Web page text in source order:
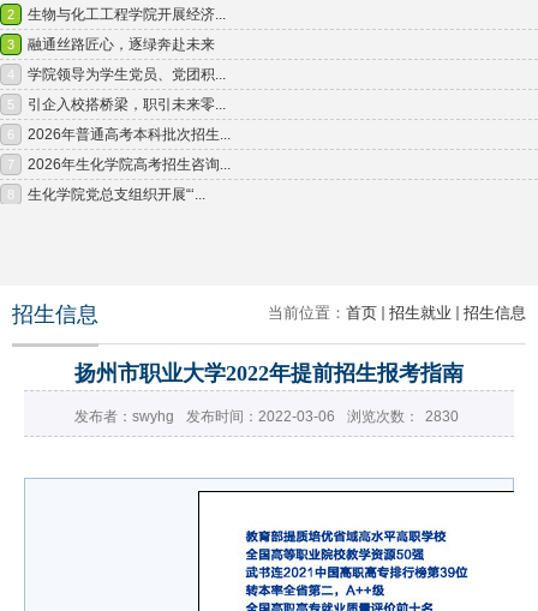
当前位置： 首页 招生就业 招生信息
招生信息
扬州市职业大学2022年提前招生报考指南
发布者：swyhg 发布时间：2022-03-06 浏览次数： 2830